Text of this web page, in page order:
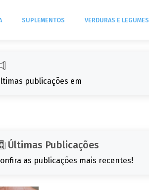
SUPLEMENTOS VERDURAS E LEGUMES
publicações em
Últimas Publicações
as publicações mais recentes!